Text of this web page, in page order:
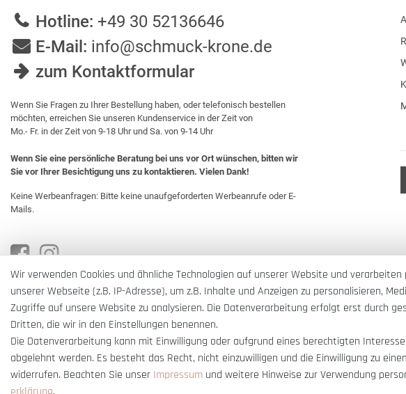
Hotline: +49 30 52136646
E-Mail: info@schmuck-krone.de
zum Kontaktformular
Wenn Sie Fragen zu Ihrer Bestellung haben, oder telefonisch bestellen
möchten, erreichen Sie unseren Kundenservice in der Zeit von
Mo.- Fr. in der Zeit von 9-18 Uhr und Sa. von 9-14 Uhr
Wenn Sie eine persönliche Beratung bei uns vor Ort wünschen, bitten wir
Sie vor Ihrer Besichtigung uns zu kontaktieren. Vielen Dank!
Keine Werbeanfragen: Bitte keine unaufgeforderten Werbeanrufe oder E-
Mails.
* Alle Preise verstehen sich inkl. gesetzl. MwSt. und
Wir verwenden Cookies und ähnliche Technologien auf unserer Website und
unserer Webseite (z.B. IP-Adresse), um z.B. Inhalte und Anzeigen zu personalisieren,
Zugriffe auf unsere Website zu analysieren. Die Datenverarbeitung erfolgt erst durch
Dritten, die wir in den Einstellungen benennen.
Die Datenverarbeitung kann mit Einwilligung oder aufgrund eines berechtigten
abgelehnt werden. Es besteht das Recht, nicht einzuwilligen und die Einwilligung zu
widerrufen. Beachten Sie unser Impressum und weitere Hinweise zur Verwendung